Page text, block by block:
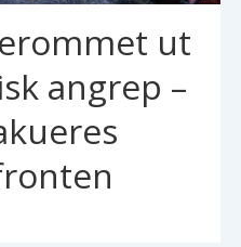
ut
angrep –